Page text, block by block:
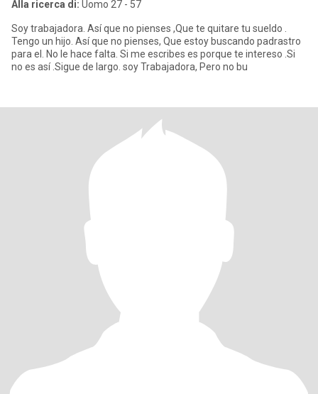
Alla ricerca di: Uomo 27 - 57
Soy trabajadora. Así que no pienses ,Que te quitare tu sueldo .
Tengo un hijo. Así que no pienses, Que estoy buscando padrastro
para el. No le hace falta. Si me escribes es porque te intereso .Si
no es así .Sigue de largo. soy Trabajadora, Pero no bu